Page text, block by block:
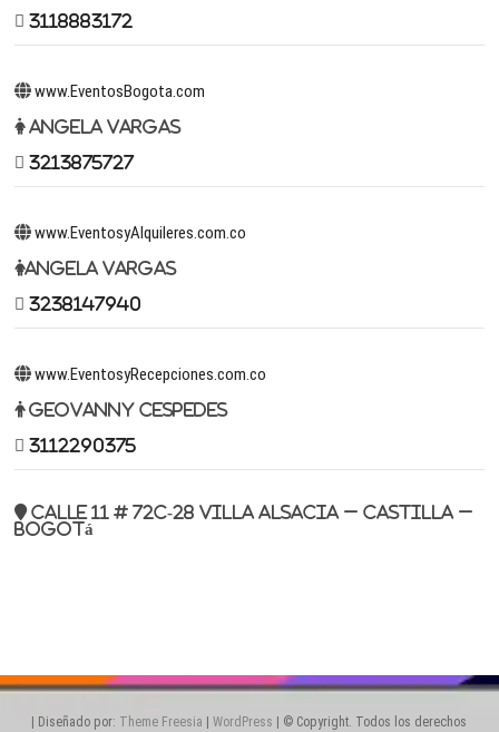
3118883172
www.EventosBogota.com
Angela Vargas
3213875727
www.EventosyAlquileres.com.co
Angela Vargas
3238147940
www.EventosyRecepciones.com.co
Geovanny Cespedes
3112290375
Calle 11 # 72c-28 Villa Alsacia – Castilla –
Bogotá
| Diseñado por: Theme Freesia |WordPress | © Copyright. Todos los derechos